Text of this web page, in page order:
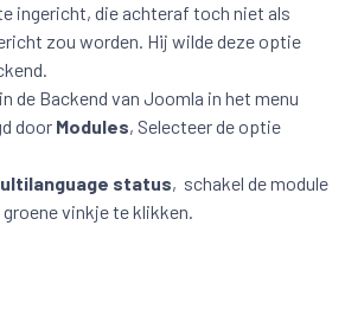
ingericht, die achteraf toch niet als
zou worden. Hij wilde deze optie
de Backend van Joomla in het menu
door Modules, Selecteer de optie
status, schakel de module
vinkje te klikken.